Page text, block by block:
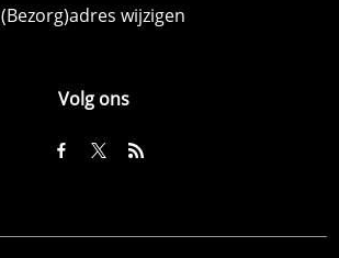
(Bezorg)adres wijzigen
Volg ons